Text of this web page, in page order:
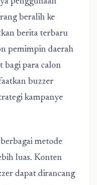
beralih ke
berita terbaru
pemimpin daerah
bagi para calon
buzzer
kampanye
metode
luas. Konten
dapat dirancang